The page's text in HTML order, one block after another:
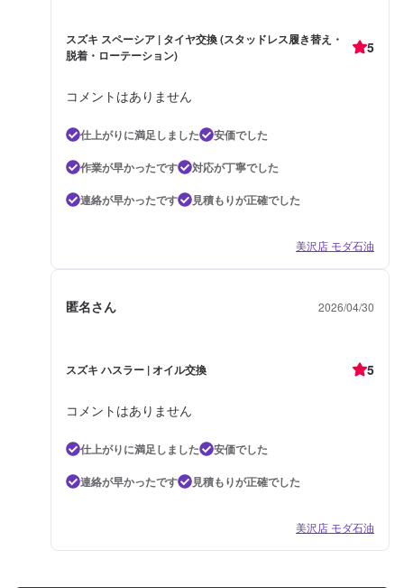
スズキ スペーシア | タイヤ交換 (スタッドレス履き替え・
脱着・ローテーション)
5
コメントはありません
仕上がりに満足しました
安価でした
作業が早かったです
対応が丁寧でした
連絡が早かったです
見積もりが正確でした
美沢店 モダ石油
匿名さん 2026/04/30
スズキ ハスラー | オイル交換 5
コメントはありません
仕上がりに満足しました
安価でした
連絡が早かったです
見積もりが正確でした
美沢店 モダ石油